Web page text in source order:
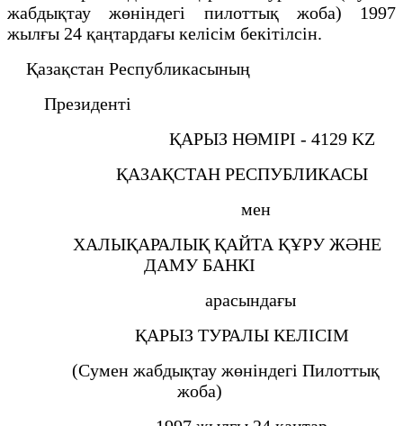
жабдықтау жөнiндегi пилоттық жоба) 1997
жылғы 24 қаңтардағы келiсiм бекiтiлсiн.
Қазақстан Республикасының
Президентi
ҚАРЫЗ НӨМIРI - 4129 KZ
ҚАЗАҚСТАН РЕСПУБЛИКАСЫ
мен
ХАЛЫҚАРАЛЫҚ ҚАЙТА ҚҰРУ ЖӘНЕ
ДАМУ БАНКI
арасындағы
ҚАРЫЗ ТУРАЛЫ КЕЛIСIМ
(Сумен жабдықтау жөнiндегi Пилоттық
жоба)